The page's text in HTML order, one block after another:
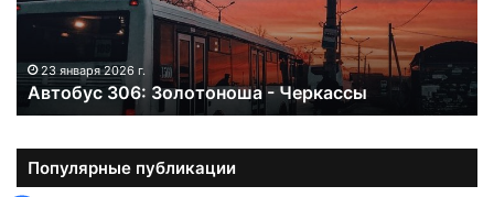
:
л
23 января 2026 г.
Автобус 306: Золотоноша - Черкассы
Популярные публикации